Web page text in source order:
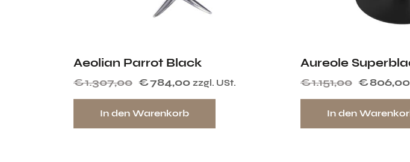
Aeolian Parrot Black
€1.307,00 €784,00 zzgl. USt.
In den Warenkorb
Aureole
€1.151,00 €806,00
In den